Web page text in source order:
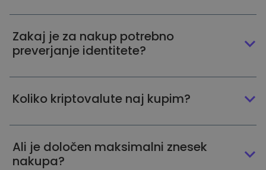
Zakaj je za nakup potrebno
preverjanje identitete?
Koliko kriptovalute naj kupim?
Ali je določen maksimalni znesek
nakupa?